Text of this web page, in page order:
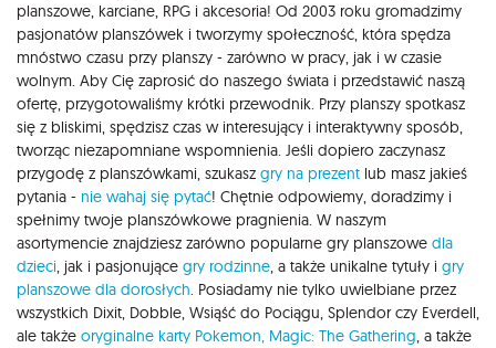
planszowe, karciane, RPG i akcesoria! Od 2003 roku gromadzimy
pasjonatów planszówek i tworzymy społeczność, która spędza
mnóstwo czasu przy planszy - zarówno w pracy, jak i w czasie
wolnym. Aby Cię zaprosić do naszego świata i przedstawić naszą
ofertę, przygotowaliśmy krótki przewodnik. Przy planszy spotkasz
się z bliskimi, spędzisz czas w interesujący i interaktywny sposób,
tworząc niezapomniane wspomnienia. Jeśli dopiero zaczynasz
przygodę z planszówkami, szukasz gry na prezent lub masz jakieś
pytania - nie wahaj się pytać! Chętnie odpowiemy, doradzimy i
spełnimy twoje planszówkowe pragnienia. W naszym
asortymencie znajdziesz zarówno popularne gry planszowe dla
dzieci, jak i pasjonujące gry rodzinne, a także unikalne tytuły i gry
planszowe dla dorosłych. Posiadamy nie tylko uwielbiane przez
wszystkich Dixit, Dobble, Wsiąść do Pociągu, Splendor czy Everdell,
ale także oryginalne karty Pokemon, Magic: The Gathering, a także